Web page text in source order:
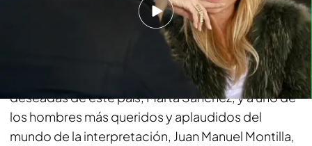
Para despedirse de los espectadores, Risto y
Chester han juntado a una de las estrellas más
deseadas de este país, Marta Sánchez, y a uno de
los hombres más queridos y aplaudidos del
mundo de la interpretación, Juan Manuel Montilla,